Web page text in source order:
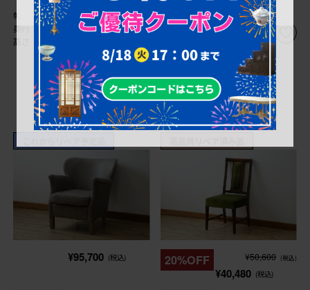
幅：650㎜
奥行：720㎜
高さ：990㎜
幅：445㎜
奥行：460㎜
¥95,700 (税込) 20%OFF ¥50,600 (税込)
¥40,480 (税込)